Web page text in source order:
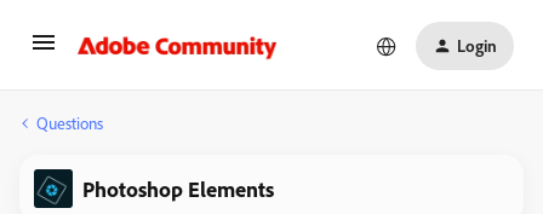
Login
Questions
Photoshop Elements